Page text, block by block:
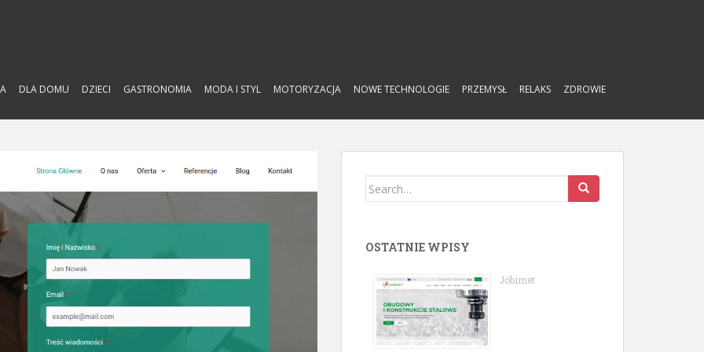
DLA DOMU DZIECI GASTRONOMIA MODA I STYL MOTORYZACJA NOWE TECHNOLOGIE PRZEMYSŁ RELAKS ZDROWIE
Search
OSTATNIE WPISY
Jobimet